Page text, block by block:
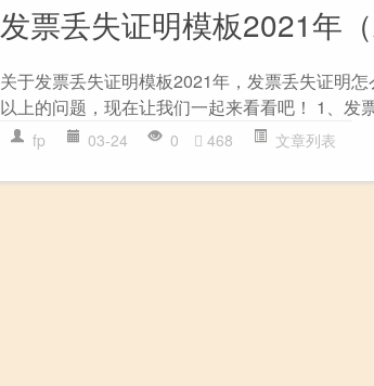
发票丢失证明模板2021年
关于发票丢失证明模板2021年，发票丢失证明
以上的问题，现在让我们一起来看看吧！ 1、发
fp 03-24 0 468 文章列表